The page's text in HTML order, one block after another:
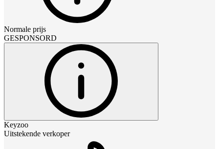
Normale prijs
GESPONSORD
Keyzoo
Uitstekende verkoper